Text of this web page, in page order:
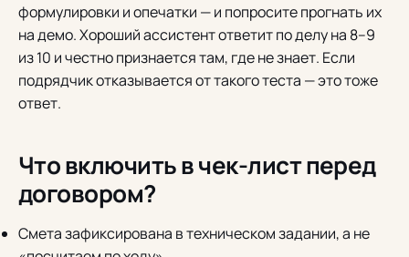
формулировки и опечатки — и попросите прогнать их
на демо. Хороший ассистент ответит по делу на 8–9
из 10 и честно признается там, где не знает. Если
подрядчик отказывается от такого теста — это тоже
ответ.
Что включить в чек-лист перед
договором?
Смета зафиксирована в техническом задании, а не